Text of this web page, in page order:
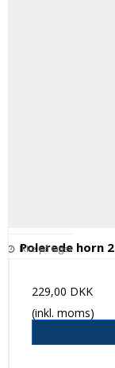
Polerede horn
Ikke på lager
229,00 DKK
(inkl. moms)